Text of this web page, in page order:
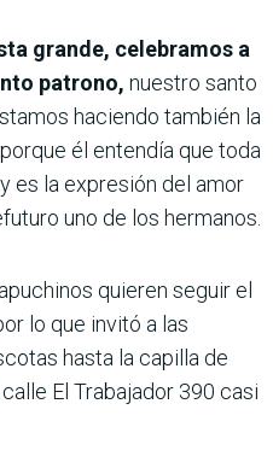
grande, celebramos a
patrono, nuestro santo
haciendo también la
él entendía que toda
es la expresión del amor
uno de los hermanos.
quieren seguir el
lo que invitó a las
hasta la capilla de
El Trabajador 390 casi